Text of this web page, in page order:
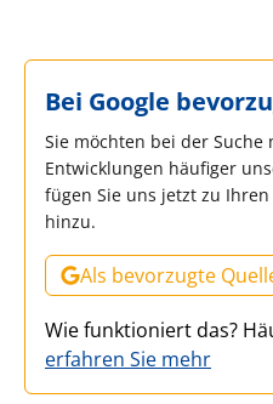
Bei Google
Sie möchten bei der Suche
Entwicklungen häufiger
fügen Sie uns jetzt zu
hinzu.
Als bevorzugte
Wie funktioniert das?
erfahren Sie mehr